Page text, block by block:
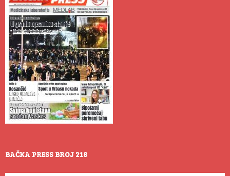
BAČKA PRESS BROJ 218